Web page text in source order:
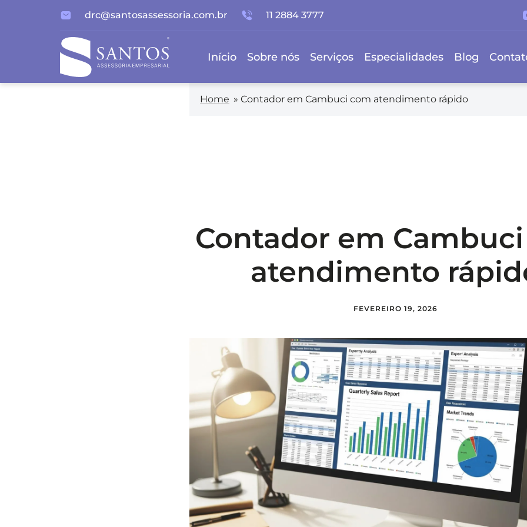
drc@santosassessoria.com.br 11 2884 3777
Início Sobre nós Serviços Especialidades Blog
Home » Contador em Cambuci com atendimento rápido
Contador em
atendimento
FEVEREIRO 19, 2026